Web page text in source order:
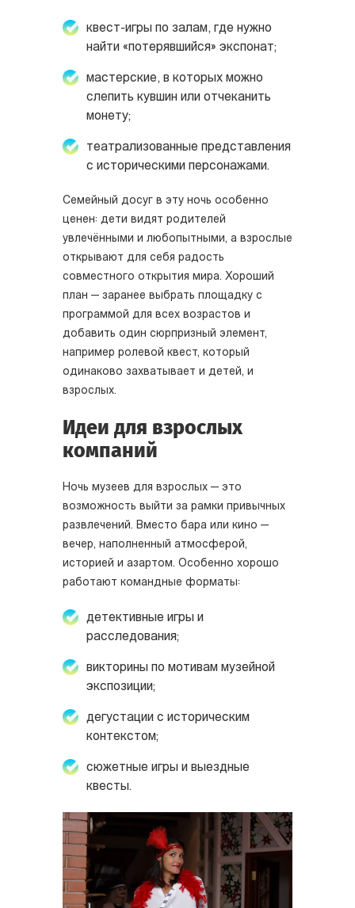
квест-игры по залам, где нужно
найти «потерявшийся» экспонат;
мастерские, в которых можно
слепить кувшин или отчеканить
монету;
театрализованные представления
с историческими персонажами.
Семейный досуг в эту ночь особенно
ценен: дети видят родителей
увлечёнными и любопытными, а взрослые
открывают для себя радость
совместного открытия мира. Хороший
план — заранее выбрать площадку с
программой для всех возрастов и
добавить один сюрпризный элемент,
например ролевой квест, который
одинаково захватывает и детей, и
взрослых.
Идеи для взрослых
компаний
Ночь музеев для взрослых — это
возможность выйти за рамки привычных
развлечений. Вместо бара или кино —
вечер, наполненный атмосферой,
историей и азартом. Особенно хорошо
работают командные форматы:
детективные игры и
расследования;
викторины по мотивам музейной
экспозиции;
дегустации с историческим
контекстом;
сюжетные игры и выездные
квесты.